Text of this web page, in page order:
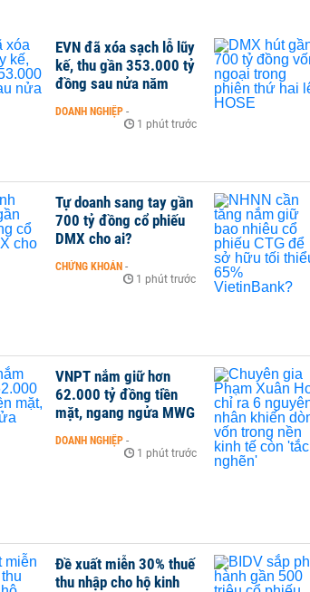
EVN đã xóa sạch lỗ lũy
kế, thu gần 353.000 tỷ
đồng sau nửa năm
DOANH NGHIỆP -
1 phút trước
Tự doanh sang tay gần
700 tỷ đồng cổ phiếu
DMX cho ai?
CHỨNG KHOÁN -
1 phút trước
VNPT nắm giữ hơn
62.000 tỷ đồng tiền
mặt, ngang ngửa MWG
DOANH NGHIỆP -
1 phút trước
Đề xuất miễn 30% thuế
thu nhập cho hộ kinh